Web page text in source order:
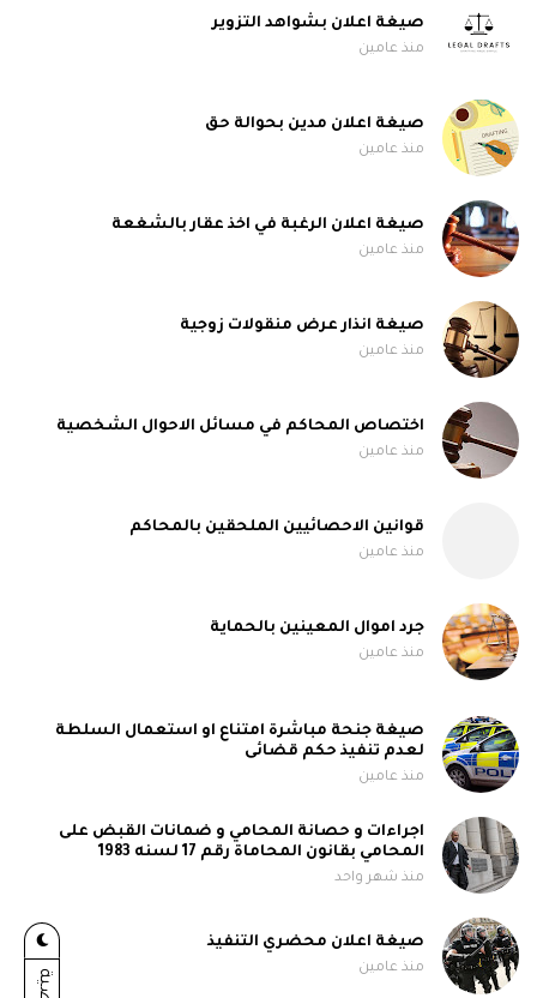
صيغة اعلان بشواهد التزوير
منذ عامين
صيغة اعلان مدين بحوالة حق
منذ عامين
صيغة اعلان الرغبة في اخذ عقار بالشغعة
منذ عامين
صيغة انذار عرض منقولات زوجية
منذ عامين
اختصاص المحاكم في مسائل الاحوال الشخصية
منذ عامين
قوانين الاحصائيين الملحقين بالمحاكم
منذ عامين
جرد اموال المعينين بالحماية
منذ عامين
صيغة جنحة مباشرة امتناع او استعمال السلطة
لعدم تنفيذ حكم قضائى
منذ عامين
اجراءات و حصانة المحامي و ضمانات القبض على
المحامي بقانون المحاماة رقم 17 لسنه 1983
منذ شهر واحد
صيغة اعلان محضري التنفيذ
منذ عامين